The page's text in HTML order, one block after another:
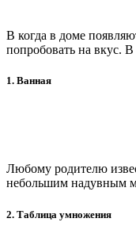
В когда в доме
попробовать на вкус.
1. Ванная
Любому родителю
небольшим надувным
2. Таблица умножения